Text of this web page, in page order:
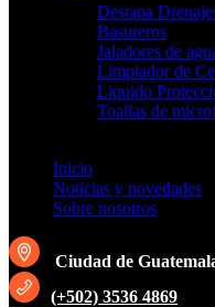
Destapa
Basureros
Jaladores de
Limpiador de
Liquido
Toallas de
Inicio
Noticias y novedades
Sobre nosotros
Ciudad de
(+502) 3536 4869